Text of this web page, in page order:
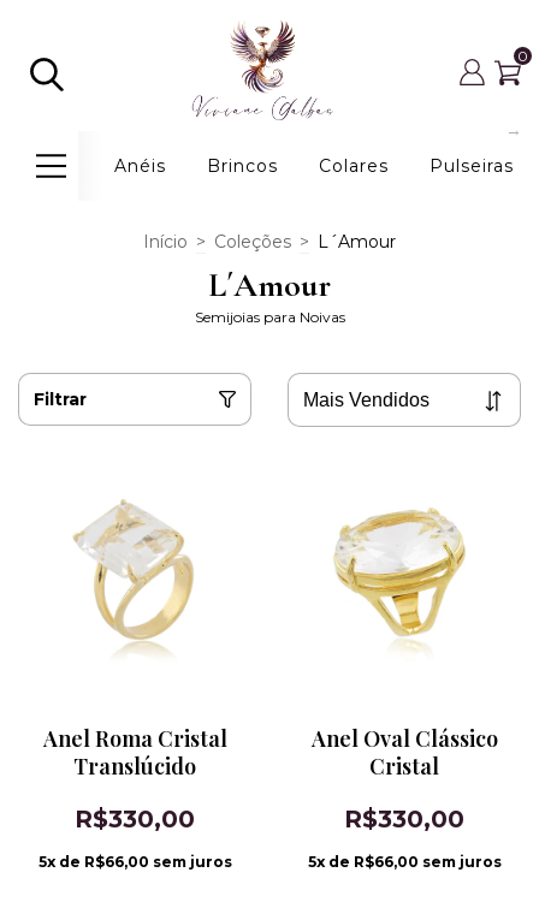
0
Anéis Brincos Colares Pulseiras
Início > Coleções > L´Amour
L´Amour
Semijoias para Noivas
Filtrar
Anel Roma Cristal
Translúcido
R$330,00
5x de R$66,00 sem juros
Anel Oval Clássico
Cristal
R$330,00
5x de R$66,00 sem juros